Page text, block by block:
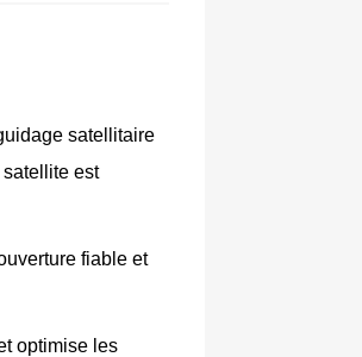
satellitaire
est
fiable et
optimise les